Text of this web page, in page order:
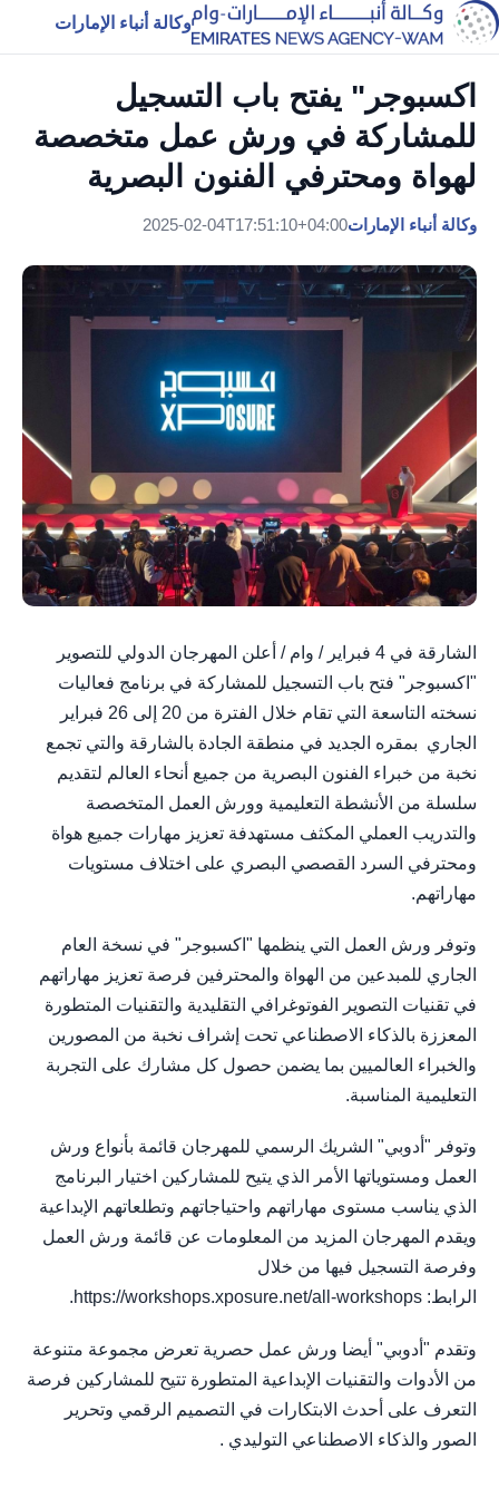
وكالة أنباء الإمارات
اكسبوجر" يفتح باب التسجيل
للمشاركة في ورش عمل متخصصة
لهواة ومحترفي الفنون البصرية
وكالة أنباء الإمارات2025-02-04T17:51:10+04:00
الشارقة في 4 فبراير / وام / أعلن المهرجان الدولي للتصوير
"اكسبوجر" فتح باب التسجيل للمشاركة في برنامج فعاليات
نسخته التاسعة التي تقام خلال الفترة من 20 إلى 26 فبراير
الجاري بمقره الجديد في منطقة الجادة بالشارقة والتي تجمع
نخبة من خبراء الفنون البصرية من جميع أنحاء العالم لتقديم
سلسلة من الأنشطة التعليمية وورش العمل المتخصصة
والتدريب العملي المكثف مستهدفة تعزيز مهارات جميع هواة
ومحترفي السرد القصصي البصري على اختلاف مستويات
مهاراتهم.
وتوفر ورش العمل التي ينظمها "اكسبوجر" في نسخة العام
الجاري للمبدعين من الهواة والمحترفين فرصة تعزيز مهاراتهم
في تقنيات التصوير الفوتوغرافي التقليدية والتقنيات المتطورة
المعززة بالذكاء الاصطناعي تحت إشراف نخبة من المصورين
والخبراء العالميين بما يضمن حصول كل مشارك على التجربة
التعليمية المناسبة.
وتوفر "أدوبي" الشريك الرسمي للمهرجان قائمة بأنواع ورش
العمل ومستوياتها الأمر الذي يتيح للمشاركين اختيار البرنامج
الذي يناسب مستوى مهاراتهم واحتياجاتهم وتطلعاتهم الإبداعية
ويقدم المهرجان المزيد من المعلومات عن قائمة ورش العمل
وفرصة التسجيل فيها من خلال
الرابط: https://workshops.xposure.net/all-workshops.
وتقدم "أدوبي" أيضا ورش عمل حصرية تعرض مجموعة متنوعة
من الأدوات والتقنيات الإبداعية المتطورة تتيح للمشاركين فرصة
التعرف على أحدث الابتكارات في التصميم الرقمي وتحرير
الصور والذكاء الاصطناعي التوليدي .